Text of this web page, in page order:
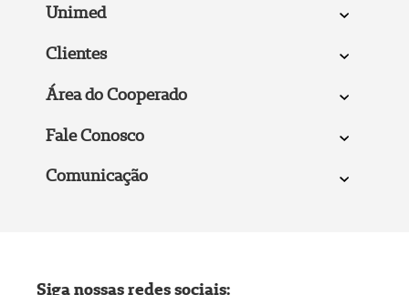
Unimed
Clientes
Área do Cooperado
Fale Conosco
Comunicação
Siga nossas redes sociais: